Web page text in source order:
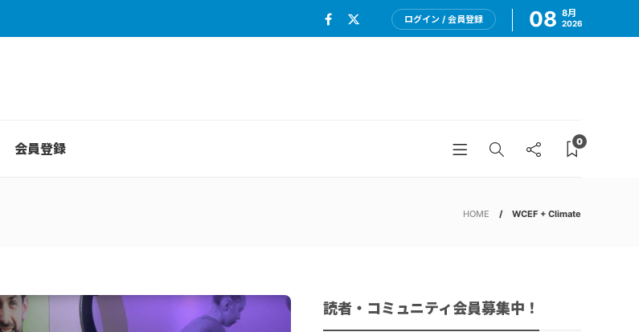
ログイン / 会員登録 08 8月
2026
会員登録 0
HOME WCEF + Climate
読者・コミュニティ会員募集中！